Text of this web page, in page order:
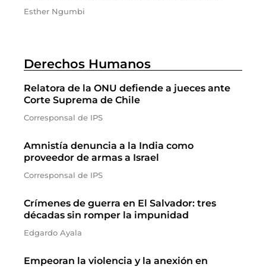
Esther Ngumbi
Derechos Humanos
Relatora de la ONU defiende a jueces ante
Corte Suprema de Chile
Corresponsal de IPS
Amnistía denuncia a la India como
proveedor de armas a Israel
Corresponsal de IPS
Crímenes de guerra en El Salvador: tres
décadas sin romper la impunidad
Edgardo Ayala
Empeoran la violencia y la anexión en